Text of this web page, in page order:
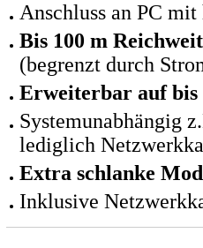
Anschluss an PC
Bis 100 m
(begrenzt durch
Erweiterbar auf bis
Systemunabhängig
lediglich
Extra schlanke
Inklusive